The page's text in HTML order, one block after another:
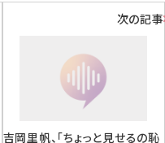
次の記事
吉岡里帆、「ちょっと見せるの恥